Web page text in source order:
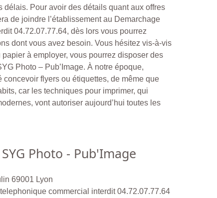
délais. Pour avoir des détails quant aux offres
de joindre l’établissement au Demarchage
04.72.07.77.64, dès lors vous pourrez
dont vous avez besoin. Vous hésitez vis-à-vis
à employer, vous pourrez disposer des
Photo – Pub’Image. À notre époque,
concevoir flyers ou étiquettes, de même que
car les techniques pour imprimer, qui
vont autoriser aujourd’hui toutes les
SYG Photo - Pub'Image
69001 Lyon
commercial interdit 04.72.07.77.64